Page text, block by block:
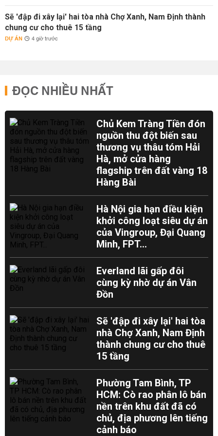
Sẽ 'đập đi xây lại' hai tòa nhà Chợ Xanh, Nam Định thành
chung cư cho thuê 15 tầng
DỰ ÁN 4 giờ trước
ĐỌC NHIỀU NHẤT
Chủ Kem Tràng Tiền đón
nguồn thu đột biến sau
thương vụ thâu tóm Hải
Hà, mở cửa hàng
flagship trên đất vàng 18
Hàng Bài
Hà Nội gia hạn điều kiện
khởi công loạt siêu dự án
của Vingroup, Đại Quang
Minh, FPT...
Everland lãi gấp đôi
cùng kỳ nhờ dự án Vân
Đồn
Sẽ 'đập đi xây lại' hai tòa
nhà Chợ Xanh, Nam Định
thành chung cư cho thuê
15 tầng
Phường Tam Bình, TP
HCM: Cò rao phân lô bán
nền trên khu đất đã có
chủ, địa phương lên tiếng
cảnh báo